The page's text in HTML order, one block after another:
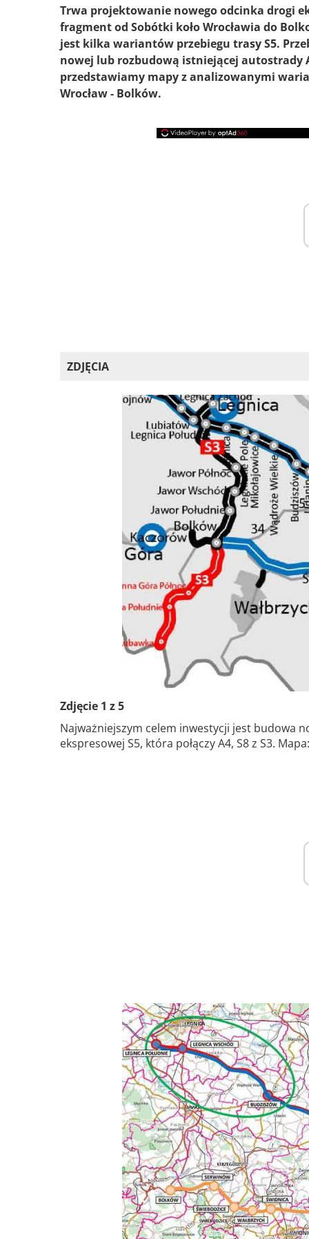
Trwa projektowanie nowego odcinka drogi
fragment od Sobótki koło Wrocławia do
jest kilka wariantów przebiegu trasy S5.
nowej lub rozbudową istniejącej autostrady
przedstawiamy mapy z analizowanymi
Wrocław - Bolków.
ZDJĘCIA
Zdjęcie 1 z 5
Najważniejszym celem inwestycji jest budowa
ekspresowej S5, która połączy A4, S8 z S3.